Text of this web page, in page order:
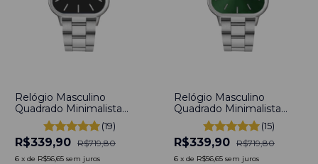
Relógio Masculino
Quadrado Minimalista
Field Link Preto Fundo
Preto Pulseira Prata
40mm Aço Inoxidável
banhado a titânio
(19)
R$339,90 R$719,80
6 x de R$56,65 sem juros
Relógio Masculino
Quadrado Minimalista
Field Link Green Pulseira
Prata 40mm Aço
Inoxidável banhado a
titânio
(15)
R$339,90 R$719,80
6 x de R$56,65 sem juros